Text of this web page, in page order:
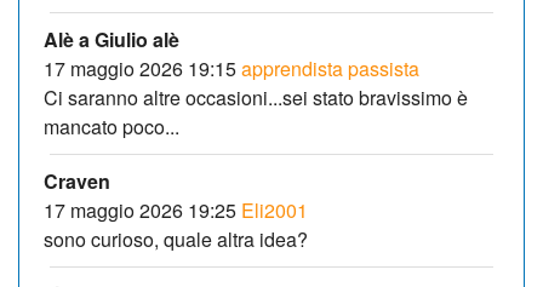
Alè a Giulio alè
17 maggio 2026 19:15apprendista passista
Ci saranno altre occasioni...sei stato bravissimo è
mancato poco...
Craven
17 maggio 2026 19:25 Eli2001
sono curioso, quale altra idea?